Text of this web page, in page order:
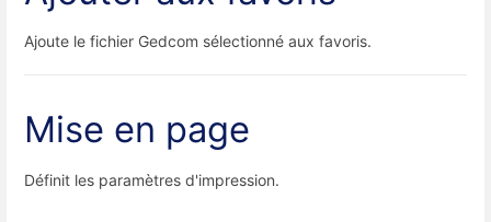
Ajoute le fichier Gedcom sélectionné aux favoris.
Mise en page
Définit les paramètres d'impression.